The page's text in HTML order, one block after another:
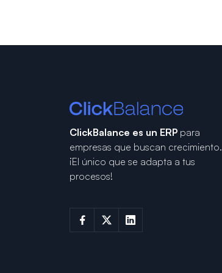
ClickBalance es un ERP para
empresas que buscan crecimiento.
¡El único que se adapta a tus
procesos!